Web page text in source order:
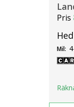
Pris
Mil: